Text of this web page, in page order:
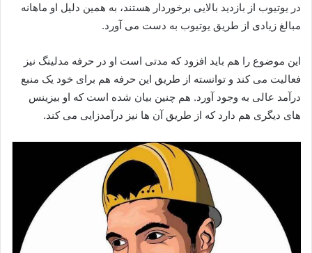
در یوتیوب از بازدید بالایی برخوردار هستند، به همین دلیل او ماهانه
مبالغ زیادی از طریق یوتیوب به دست می‌ آورد.
این موضوع را هم باید افزود که مدتی است او در حرفه مدلینگ نیز
فعالیت می‌ کند و توانسته از طریق این حرفه هم برای خود یک منبع
درآمد عالی به وجود آورد. هم چنین بیان شده است که او بیزینس
های دیگری هم دارد که از طریق آن ها نیز درآمدزایی می‌ کند.